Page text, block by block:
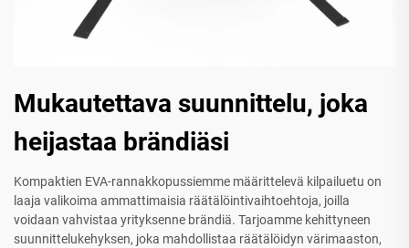
Mukautettava suunnittelu, joka
heijastaa brändiäsi
Kompaktien EVA-rannakkopussiemme määrittelevä kilpailuetu on
laaja valikoima ammattimaisia räätälöintivaihtoehtoja, joilla
voidaan vahvistaa yrityksenne brändiä. Tarjoamme kehittyneen
suunnittelukehyksen, joka mahdollistaa räätälöidyn värimaaston,